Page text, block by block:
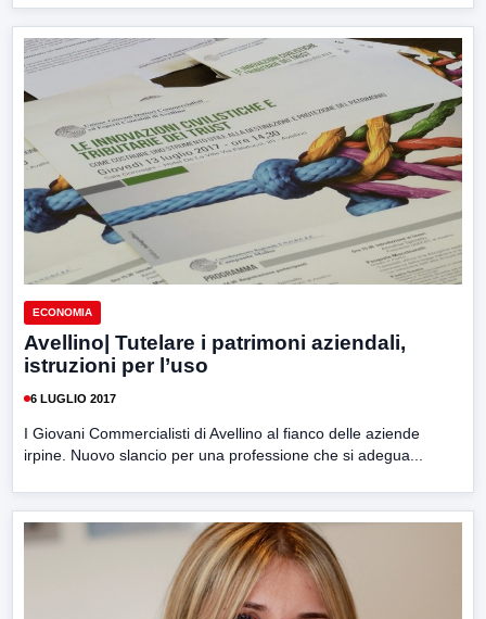
ECONOMIA
Avellino| Tutelare i patrimoni aziendali,
istruzioni per l’uso
6 LUGLIO 2017
I Giovani Commercialisti di Avellino al fianco delle aziende
irpine. Nuovo slancio per una professione che si adegua...